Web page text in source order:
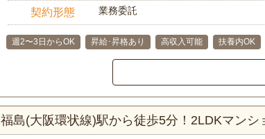
契約形態 業務委託
週2〜3日からOK 昇給･昇格あり 高収入可能 扶養内OK
福島(大阪環状線)駅から徒歩5分！2LDKマンシ